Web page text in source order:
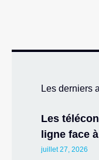
Les derniers
Les
ligne face à
juillet 27, 2026